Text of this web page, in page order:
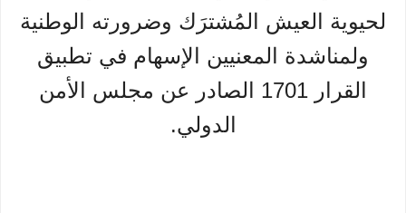
لحيوية العيش المُشترَك وضرورته الوطنية
ولمناشدة المعنيين الإسهام في تطبيق
القرار 1701 الصادر عن مجلس الأمن
الدولي.